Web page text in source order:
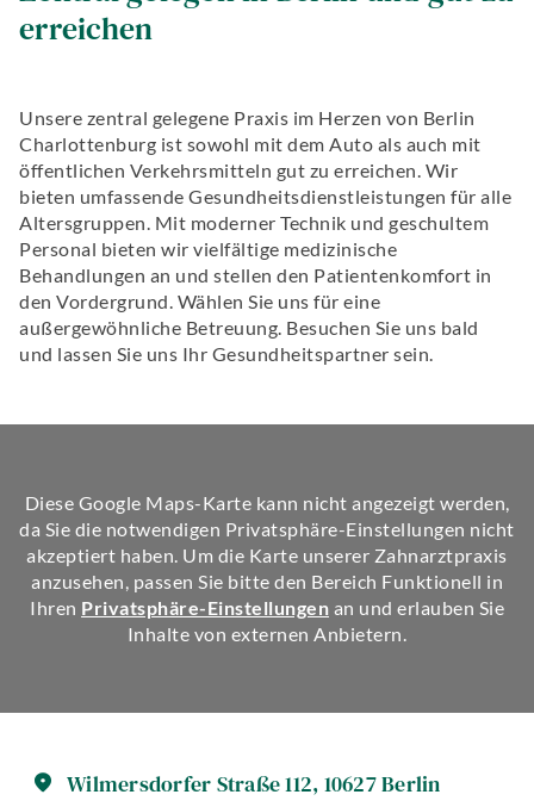
erreichen
Unsere zentral gelegene Praxis im Herzen von Berlin
Charlottenburg ist sowohl mit dem Auto als auch mit
öffentlichen Verkehrsmitteln gut zu erreichen. Wir
bieten umfassende Gesundheitsdienstleistungen für alle
Altersgruppen. Mit moderner Technik und geschultem
Personal bieten wir vielfältige medizinische
Behandlungen an und stellen den Patientenkomfort in
den Vordergrund. Wählen Sie uns für eine
außergewöhnliche Betreuung. Besuchen Sie uns bald
und lassen Sie uns Ihr Gesundheitspartner sein.
Wilmersdorfer Straße112, 10627Berlin
Diese Google Maps-Karte kann nicht angezeigt werden,
da Sie die notwendigen Privatsphäre-Einstellungen nicht
akzeptiert haben. Um die Karte unserer Zahnarztpraxis
anzusehen, passen Sie bitte den Bereich Funktionell in
Ihren Privatsphäre-Einstellungen an und erlauben Sie
Inhalte von externen Anbietern.